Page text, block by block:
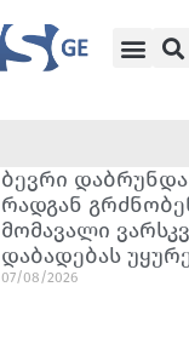
ბევრი
რადგან
მომავალი
დაბადებას
07/08/2026